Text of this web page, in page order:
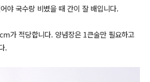
야 국수랑 비볐을 때 간이 잘 배입니다.
가 적당합니다. 양념장은 1큰술만 필요하고
.